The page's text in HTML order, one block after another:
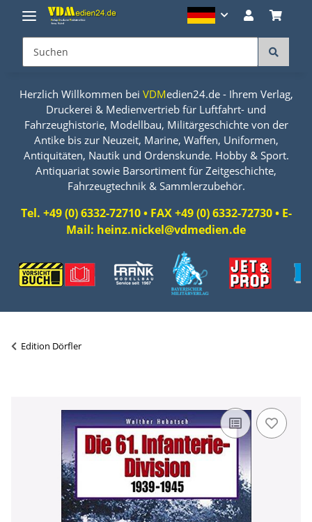
Herzlich Willkommen bei VDMedien24.de - Ihrem Verlag,
Druckerei & Medienvertrieb für Luftfahrt- und
Fahrzeughistorie, Modellbau, Militärgeschichte von der
Antike bis zur Neuzeit, Marine, Waffen, Uniformen,
Antiquitäten, Nautik und Ordenskunde. Hobby & Sport.
Antiquariat sowie Barsortiment für Zeitgeschichte,
Fahrzeugtechnik & Sammlerzubehör.
Tel. +49 (0) 6332-72710 • FAX +49 (0) 6332-72730 • E-
Mail: heinz.nickel@vdmedien.de
Edition Dörfler